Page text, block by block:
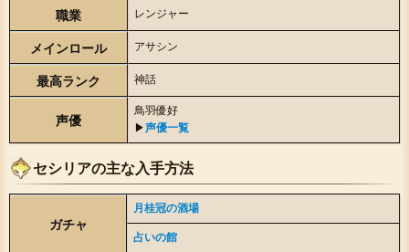
職業 レンジャー
メインロール アサシン
最高ランク 神話
声優
鳥羽優好
▶︎声優一覧
セシリアの主な入手方法
ガチャ
月桂冠の酒場
占いの館